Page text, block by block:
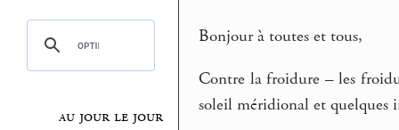
au jour le jour
Bonjour à toutes et tous,
Contre la froidure – les
soleil méridional et quelques